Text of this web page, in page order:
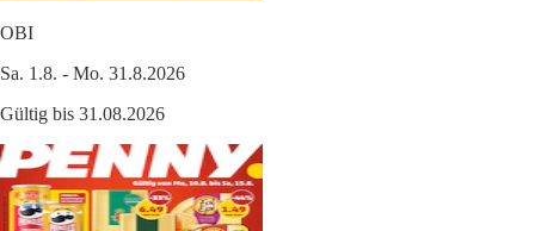
OBI
Sa. 1.8. - Mo. 31.8.2026
Gültig bis 31.08.2026